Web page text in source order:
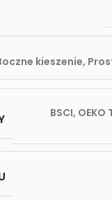
kieszenie,
BSCI,